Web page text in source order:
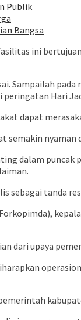
Publik
Bangsa
ini
Sampailah
Hari
dapat
dalam
sebagai tanda
dari upaya